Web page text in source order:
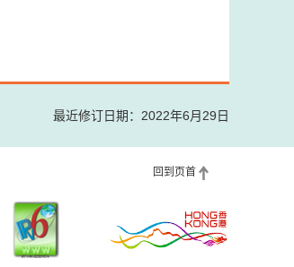
最近修订日期：2022年6月29日
回到页首